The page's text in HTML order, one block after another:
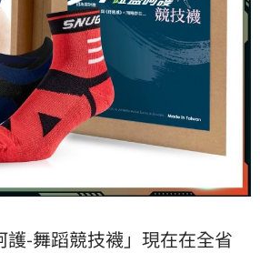
-舞蹈競技襪」現在在全省